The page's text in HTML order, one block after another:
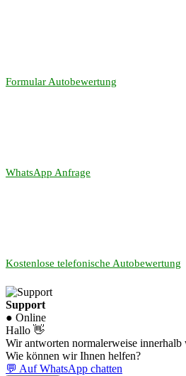
Formular Autobewertung
WhatsApp Anfrage
Kostenlose telefonische Autobewertung
Support
● Online
Hallo 👋
Wir antworten normalerweise
Wie können wir Ihnen helfen?
💬 Auf WhatsApp chatten